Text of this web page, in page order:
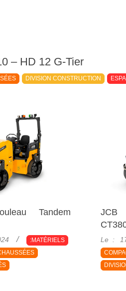
– HD 12 G-Tier
DIVISION CONSTRUCTION
Tandem
:MATÉRIELS
JCB
2024-
05-
17
Le :